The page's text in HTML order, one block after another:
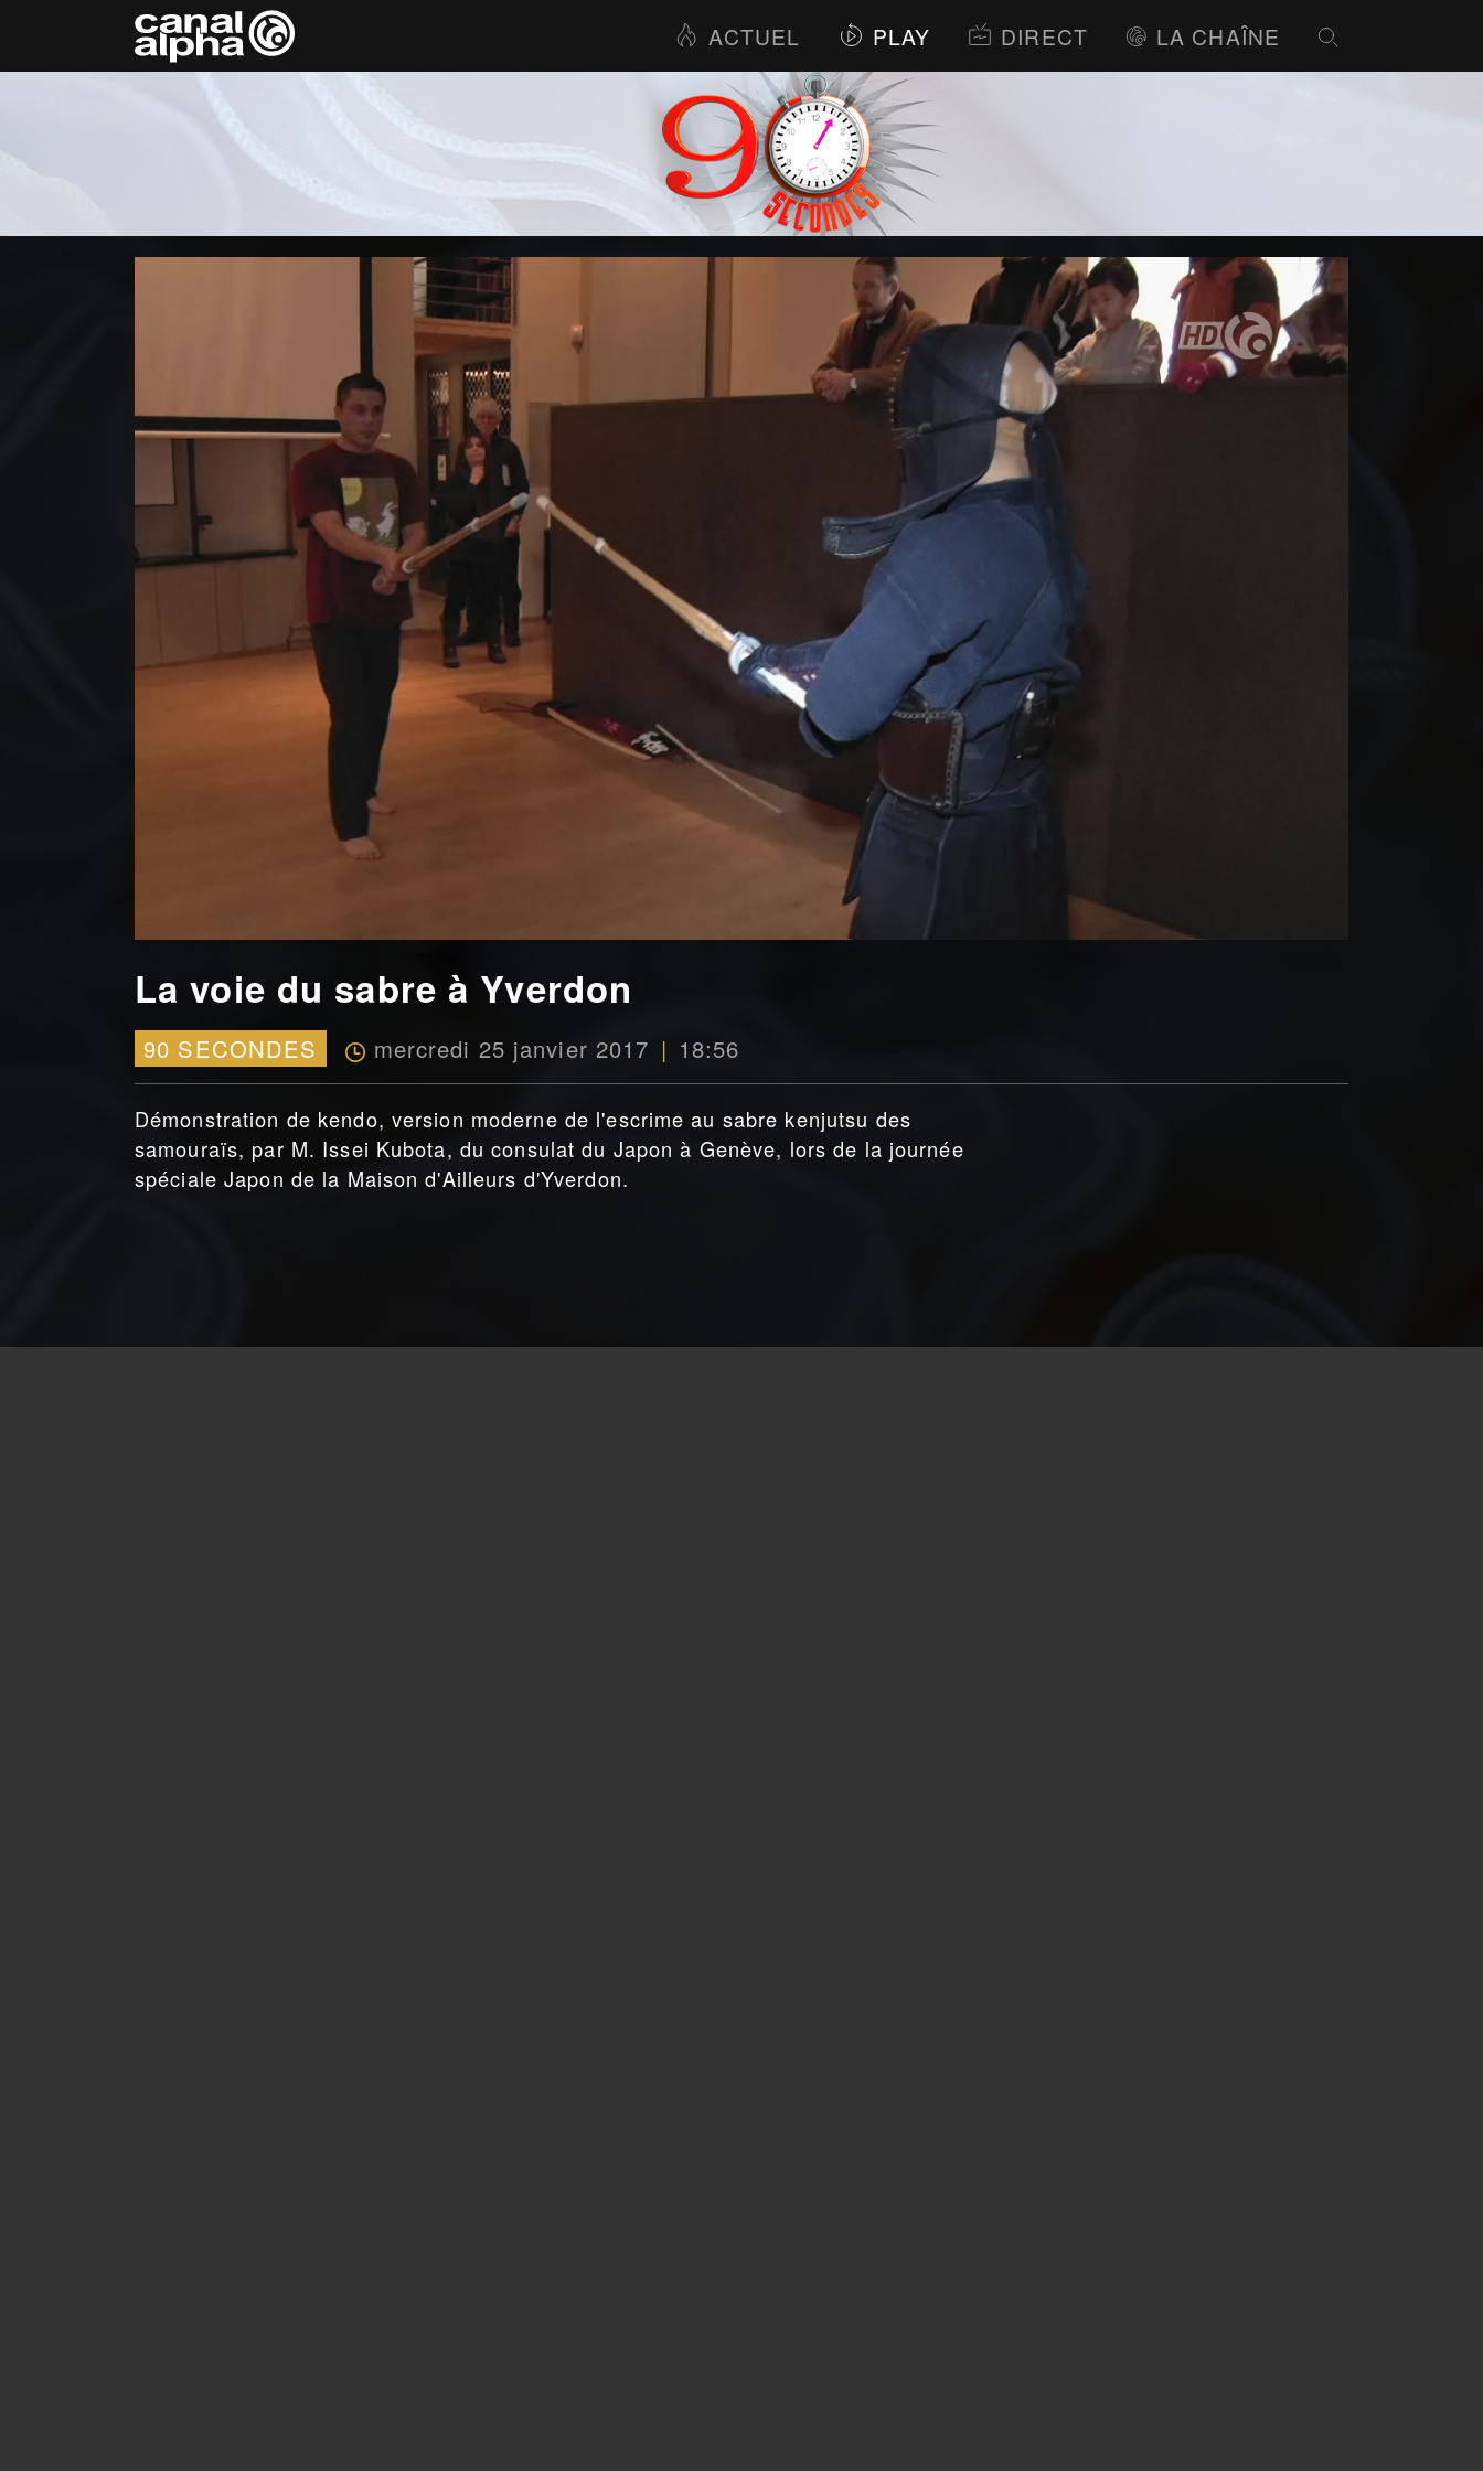
ACTUEL PLAY DIRECT LA CHAÎNE
La voie du sabre à Yverdon
90 SECONDES mercredi 25 janvier 2017 18:56
Démonstration de kendo, version moderne de l'escrime au sabre kenjutsu des
samouraïs, par M. Issei Kubota, du consulat du Japon à Genève, lors de la journée
spéciale Japon de la Maison d'Ailleurs d'Yverdon.